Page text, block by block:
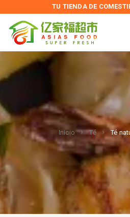
TU TIENDA DE
Inicio Té Té